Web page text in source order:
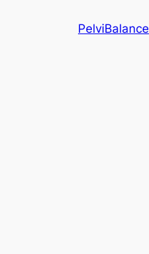
PelviBalance